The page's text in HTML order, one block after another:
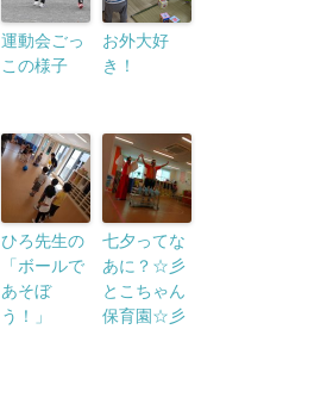
運動会ごっ
この様子
お外大好
き！
ひろ先生の
「ボールで
あそぼ
う！」
七夕ってな
あに？☆彡
とこちゃん
保育園☆彡